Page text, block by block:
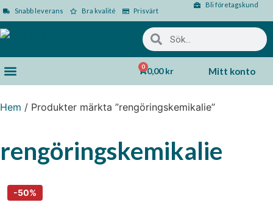
Snabb leverans Bra kvalité Prisvärt
Bli företagskund
0,00kr
0 Mitt konto
Hem / Produkter märkta ”rengöringskemikalie”
rengöringskemikalie